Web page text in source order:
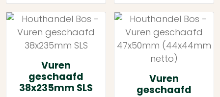
Vuren
geschaafd
38x235mm SLS
Vuren
geschaafd